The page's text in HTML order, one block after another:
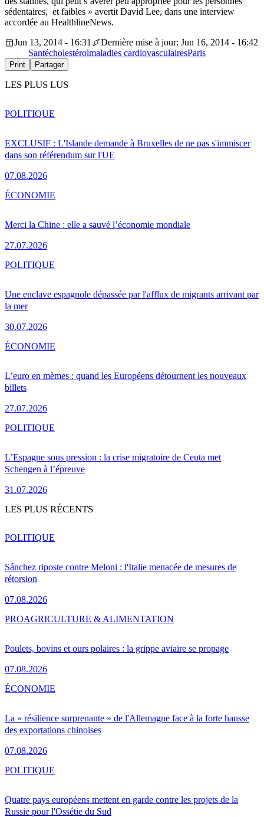
sédentaires, et faibles » avertit David Lee, dans une interview
accordée au HealthlineNews.
Jun 13, 2014 - 16:31
Dernière mise à jour: Jun 16, 2014 - 16:42
Santécholestérolmaladies cardiovasculairesParis
Print Partager
LES PLUS LUS
EXCLUSIF : L'Islande demande à Bruxelles de ne pas s'immiscer
dans son référendum sur l'UE
07.08.2026
POLITIQUE
Merci la Chine : elle a sauvé l’économie mondiale
27.07.2026
ÉCONOMIE
Une enclave espagnole dépassée par l'afflux de migrants arrivant par
la mer
30.07.2026
POLITIQUE
L’euro en mèmes : quand les Européens détournent les nouveaux
billets
27.07.2026
ÉCONOMIE
L’Espagne sous pression : la crise migratoire de Ceuta met
Schengen à l’épreuve
31.07.2026
POLITIQUE
LES PLUS RÉCENTS
Sánchez riposte contre Meloni : l'Italie menacée de mesures de
rétorsion
07.08.2026
POLITIQUE
Poulets, bovins et ours polaires : la grippe aviaire se propage
07.08.2026
PROAGRICULTURE & ALIMENTATION
La « résilience surprenante » de l'Allemagne face à la forte hausse
des exportations chinoises
07.08.2026
ÉCONOMIE
Quatre pays européens mettent en garde contre les projets de la
Russie pour l'Ossétie du Sud
POLITIQUE